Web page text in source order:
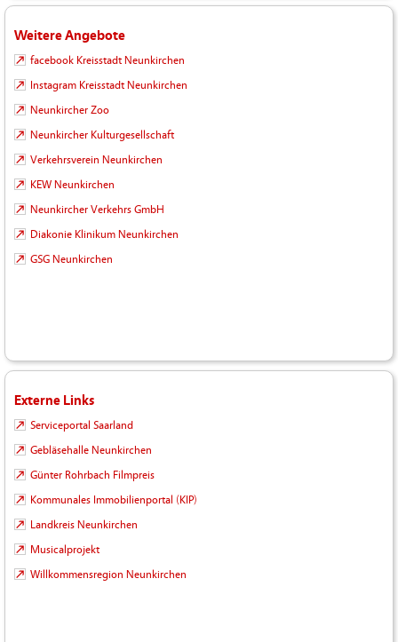
Weitere Angebote
facebook Kreisstadt Neunkirchen
Instagram Kreisstadt Neunkirchen
Neunkircher Zoo
Neunkircher Kulturgesellschaft
Verkehrsverein Neunkirchen
KEW Neunkirchen
Neunkircher Verkehrs GmbH
Diakonie Klinikum Neunkirchen
GSG Neunkirchen
Externe Links
Serviceportal Saarland
Gebläsehalle Neunkirchen
Günter Rohrbach Filmpreis
Kommunales Immobilienportal (KIP)
Landkreis Neunkirchen
Musicalprojekt
Willkommensregion Neunkirchen